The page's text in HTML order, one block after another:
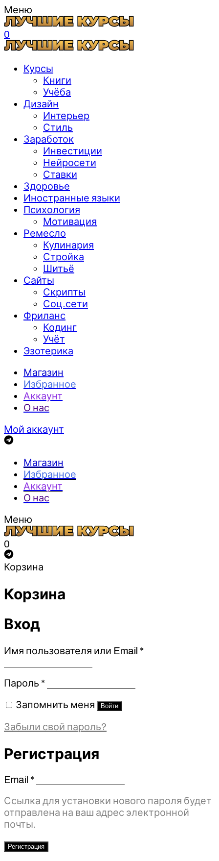
Меню
0
Курсы
Книги
Учёба
Дизайн
Интерьер
Стиль
Заработок
Инвестиции
Нейросети
Ставки
Здоровье
Иностранные языки
Психология
Мотивация
Ремесло
Кулинария
Стройка
Шитьё
Сайты
Скрипты
Соц.сети
Фриланс
Кодинг
Учёт
Эзотерика
Магазин
Избранное
Аккаунт
О нас
Мой аккаунт
Магазин
Избранное
Аккаунт
О нас
Меню
0
Корзина
Корзина
Вход
Имя пользователя или Email *Обязательно
Пароль *Обязательно
Запомнить меня Войти
Забыли свой пароль?
Регистрация
Email *Обязательно
Ссылка для установки нового пароля будет
отправлена ​​на ваш адрес электронной
почты.
Регистрация